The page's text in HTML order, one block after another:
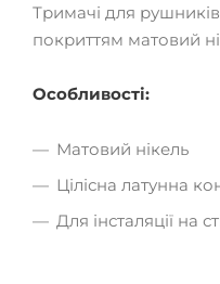
Тримачі для рушників
покриттям матовий
Особливості:
Матовий нікель
Цілісна латунна
Для інсталяції на